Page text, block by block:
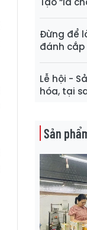
Đừng để
đánh cắp
Lễ hội -
hóa, tại
Sản